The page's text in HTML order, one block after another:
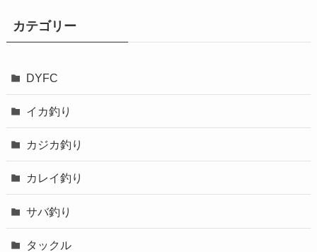
カテゴリー
DYFC
イカ釣り
カジカ釣り
カレイ釣り
サバ釣り
タックル